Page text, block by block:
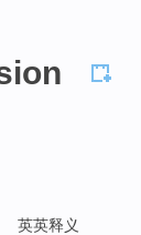
英英释义